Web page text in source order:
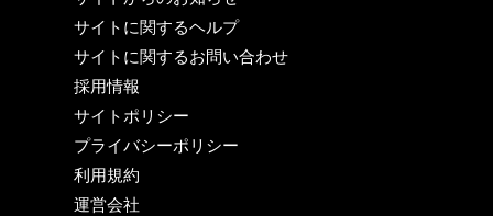
サイトに関するヘルプ
サイトに関するお問い合わせ
採用情報
サイトポリシー
プライバシーポリシー
利用規約
運営会社